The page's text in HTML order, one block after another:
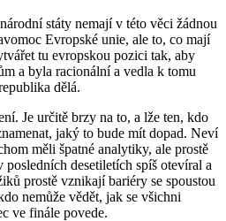
státy nemají v této věci žádnou
Evropské unie, ale to, co mají
tu evropskou pozici tak, aby
a byla racionální a vedla k tomu
dělá.
Je určitě brzy na to, a lže ten, kdo
jaký to bude mít dopad. Neví
měli špatné analytiky, ale prostě
desetiletích spíš otevíral a
prostě vznikají bariéry se spoustou
nemůže vědět, jak se všichni
ve finále povede.